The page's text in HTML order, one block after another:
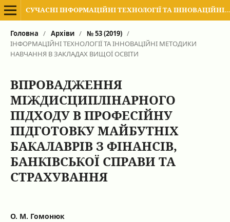
СУЧАСНІ ІНФОРМАЦІЙНІ ТЕХНОЛОГІЇ ТА ІННОВАЦІЙНІ МЕТОДИКИ НАВЧАННЯ В ПІДГОТОВЦІ ФАХІВЦІВ: МЕТОДОЛОГІЯ, ТЕОРІЯ, ДОСВІД, ПРОБЛЕМИ
Головна / Архіви / № 53 (2019) /
ІНФОРМАЦІЙНІ ТЕХНОЛОГІЇ ТА ІННОВАЦІЙНІ МЕТОДИКИ
НАВЧАННЯ В ЗАКЛАДАХ ВИЩОЇ ОСВІТИ
ВПРОВАДЖЕННЯ
МІЖДИСЦИПЛІНАРНОГО
ПІДХОДУ В ПРОФЕСІЙНУ
ПІДГОТОВКУ МАЙБУТНІХ
БАКАЛАВРІВ З ФІНАНСІВ,
БАНКІВСЬКОЇ СПРАВИ ТА
СТРАХУВАННЯ
О. М. Гомонюк